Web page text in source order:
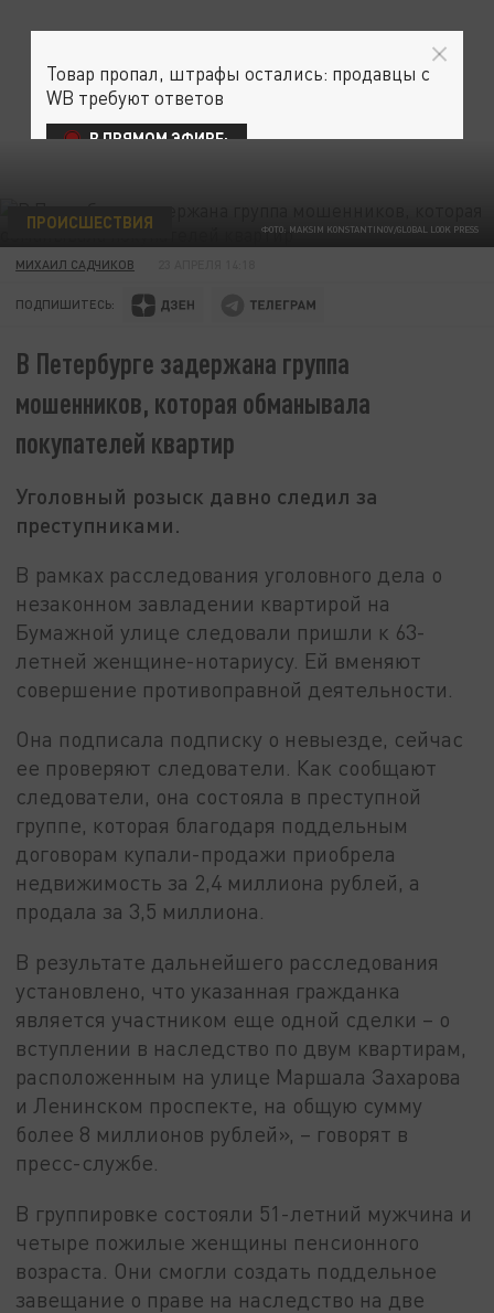
ФОТО: MAKSIM KONSTANTINOV/GLOBAL LOOK PRESS
ПРОИСШЕСТВИЯ
МИХАИЛ САДЧИКОВ
ПОДПИШИТЕСЬ:
В Петербурге задержана группа
мошенников, которая обманывала
покупателей квартир
Уголовный розыск давно следил за
преступниками.
В рамках расследования уголовного дела о
незаконном завладении квартирой на
Бумажной улице следовали пришли к 63-
летней женщине-нотариусу. Ей вменяют
совершение противоправной деятельности.
Она подписала подписку о невыезде, сейчас
ее проверяют следователи. Как сообщают
следователи, она состояла в преступной
группе, которая благодаря поддельным
договорам купали-продажи приобрела
недвижимость за 2,4 миллиона рублей, а
продала за 3,5 миллиона.
В результате дальнейшего расследования
установлено, что указанная гражданка
является участником еще одной сделки – о
вступлении в наследство по двум квартирам,
расположенным на улице Маршала Захарова
и Ленинском проспекте, на общую сумму
более 8 миллионов рублей», – говорят в
пресс-службе.
В группировке состояли 51-летний мужчина и
четыре пожилые женщины пенсионного
возраста. Они смогли создать поддельное
завещание о праве на наследство на две
Товар пропал, штрафы остались: продавцы с
WB требуют ответов
В ПРЯМОМ ЭФИРЕ: